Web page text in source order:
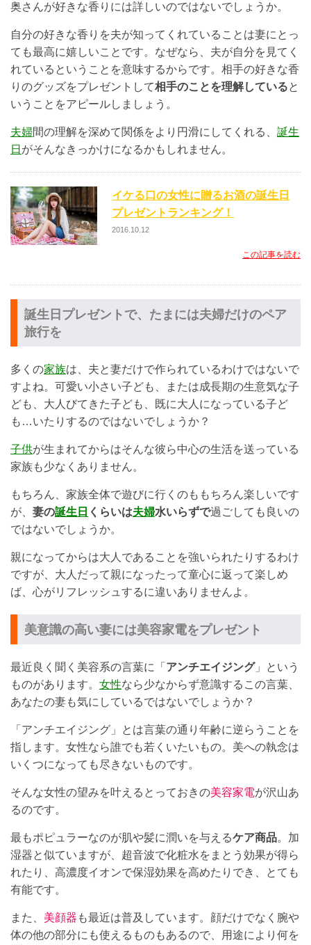
奥さんが好きな香りには詳しいのではないでしょうか。
自分の好きな香りを夫が知ってくれていることは妻にとっ
ても最高に嬉しいことです。なぜなら、夫が自分を見てく
れているということを意味するからです。相手の好きな香
りのグッズをプレゼントして相手のことを理解していると
いうことをアピールしましょう。
夫婦間の理解を深めて関係をより円滑にしてくれる、 誕生
日 がそんなきっかけになるかもしれません。
イケる口の女性に贈るお酒の誕生日
プレゼントランキング！
2016.10.12
この記事を読む
誕生日プレゼントで、たまには夫婦だけのペア
旅行を
多くの家族は、夫と妻だけで作られているわけではないで
すよね。可愛い小さい子ども、または成長期の生意気な子
ども、大人びてきた子ども、既に大人になっている子ど
も…いたりするのではないでしょうか？
子供が生まれてからはそんな彼ら中心の生活を送っている
家族も少なくありません。
もちろん、家族全体で遊びに行くのももちろん楽しいです
が、 妻の誕生日 くらいは夫婦水いらずで過ごしても良いの
ではないでしょうか。
親になってからは大人であることを強いられたりするわけ
ですが、大人だって親になったって童心に返って楽しめ
ば、心がリフレッシュするに違いありませんよ。
美意識の高い妻には美容家電をプレゼント
最近良く聞く美容系の言葉に「 アンチエイジング」という
ものがあります。 女性なら少なからず意識するこの言葉、
あなたの妻も気にしているではないでしょうか？
「アンチエイジング」とは言葉の通り年齢に逆らうことを
指します。女性なら誰でも若くいたいもの。美への執念は
いくつになっても尽きないものです。
そんな女性の望みを叶えるとっておきの美容家電が沢山あ
るのです。
最もポピュラーなのが肌や髪に潤いを与えるケア商品。加
湿器と似ていますが、超音波で化粧水をまとう効果が得ら
れたり、高濃度イオンで保湿効果を高めたりでき、とても
有能です。
また、 美顔器 も最近は普及しています。顔だけでなく腕や
体の他の部分にも使えるものもあるので、用途により何を